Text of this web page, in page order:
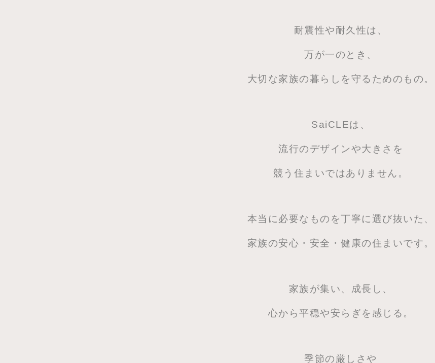
耐震性や耐久性は、
万が一のとき、
大切な家族の暮らしを守るためのもの。
SaiCLEは、
流行のデザインや大きさを
競う住まいではありません。
本当に必要なものを丁寧に選び抜いた、
家族の安心・安全・健康の住まいです。
家族が集い、成長し、
心から平穏や安らぎを感じる。
季節の厳しさや